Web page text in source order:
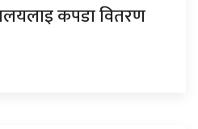
कपडा वितरण